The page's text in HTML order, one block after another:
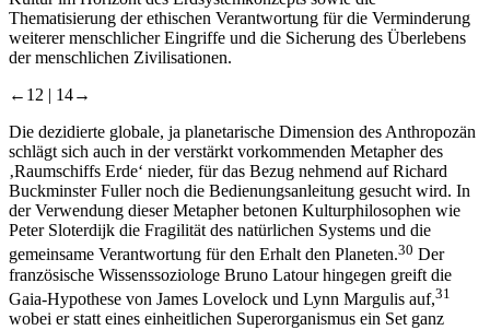
weiterer menschlicher Eingriffe und die Sicherung des Überlebens
der menschlichen Zivilisationen.
schlägt sich auch in der verstärkt vorkommenden Metapher des
‚Raumschiffs Erde‘ nieder, für das Bezug nehmend auf Richard
Buckminster Fuller noch die Bedienungsanleitung gesucht wird. In
der Verwendung dieser Metapher betonen Kulturphilosophen wie
Peter Sloterdijk die Fragilität des natürlichen Systems und die
gemeinsame Verantwortung für den Erhalt den Planeten.30Der
französische Wissenssoziologe Bruno Latour hingegen greift die
Gaia-Hypothese von James Lovelock und Lynn Margulis auf,31
wobei er statt eines einheitlichen Superorganismus ein Set ganz
unterschiedlicher Aktanten annimmt und die Dringlichkeit von